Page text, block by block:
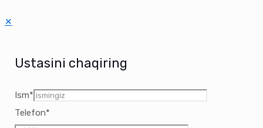
✕
Ustasini chaqiring
Ism*
Telefon*